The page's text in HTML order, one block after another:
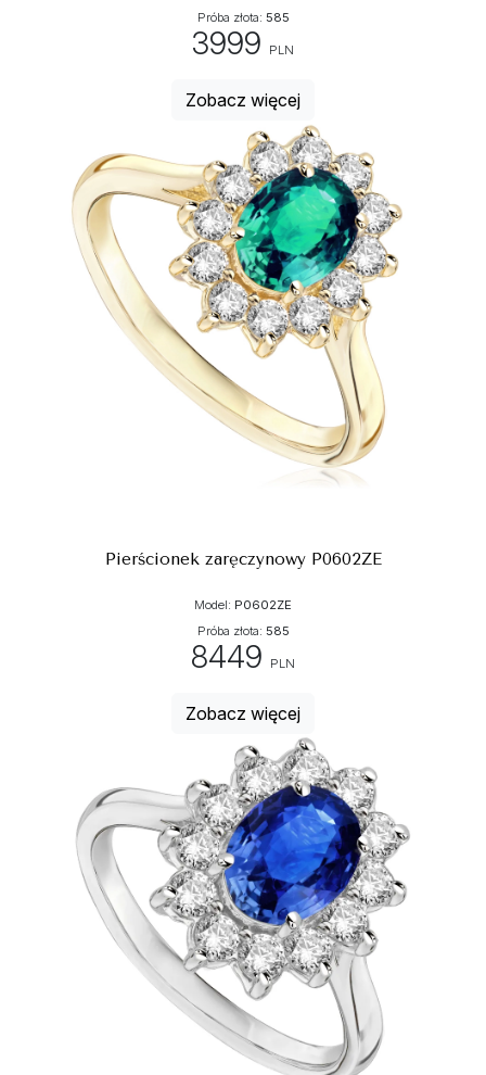
Próba złota: 585
3999 PLN
Zobacz więcej
Pierścionek zaręczynowy P0602ZE
Model: P0602ZE
Próba złota: 585
8449 PLN
Zobacz więcej